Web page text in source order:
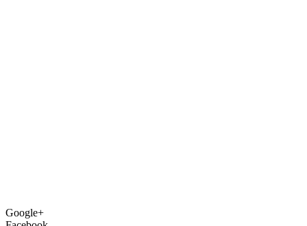
Google+